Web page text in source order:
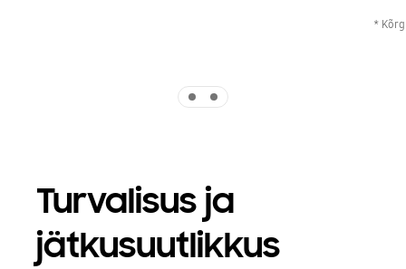
*
Turvalisus ja
jätkusuutlikkus